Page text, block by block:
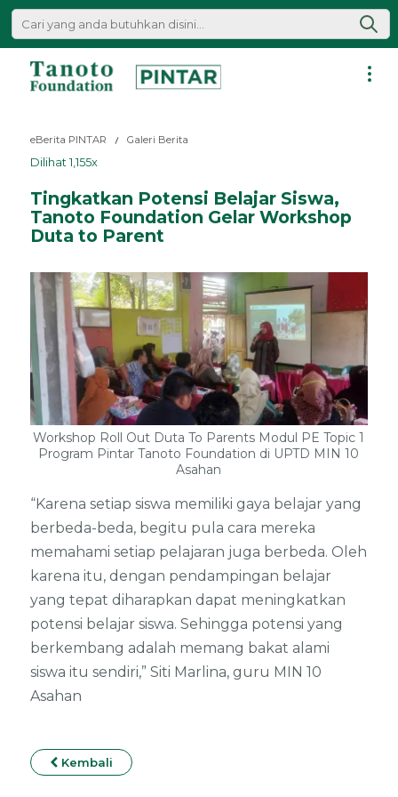
Lewati
|
Tanoto
eBerita PINTAR Galeri Berita
Dilihat 1,155x
Tingkatkan Potensi Belajar Siswa,
Tanoto Foundation Gelar Workshop
Duta to Parent
Workshop Roll Out Duta To Parents Modul PE Topic 1
Program Pintar Tanoto Foundation di UPTD MIN 10
Asahan
“Karena setiap siswa memiliki gaya belajar yang
berbeda-beda, begitu pula cara mereka
memahami setiap pelajaran juga berbeda. Oleh
karena itu, dengan pendampingan belajar
yang tepat diharapkan dapat meningkatkan
potensi belajar siswa. Sehingga potensi yang
berkembang adalah memang bakat alami
siswa itu sendiri,” Siti Marlina, guru MIN 10
Asahan
Kembali